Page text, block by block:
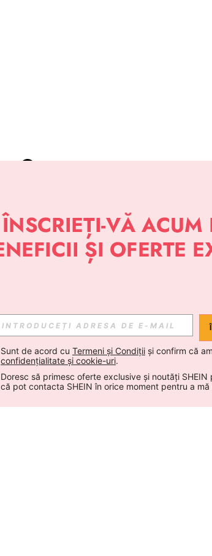
Sunt de acord cu Termeni și Condiții și confirm că
confidențialitate și cookie-uri.
Doresc să primesc oferte exclusive și noutăți SHEIN
că pot contacta SHEIN în orice moment pentru a